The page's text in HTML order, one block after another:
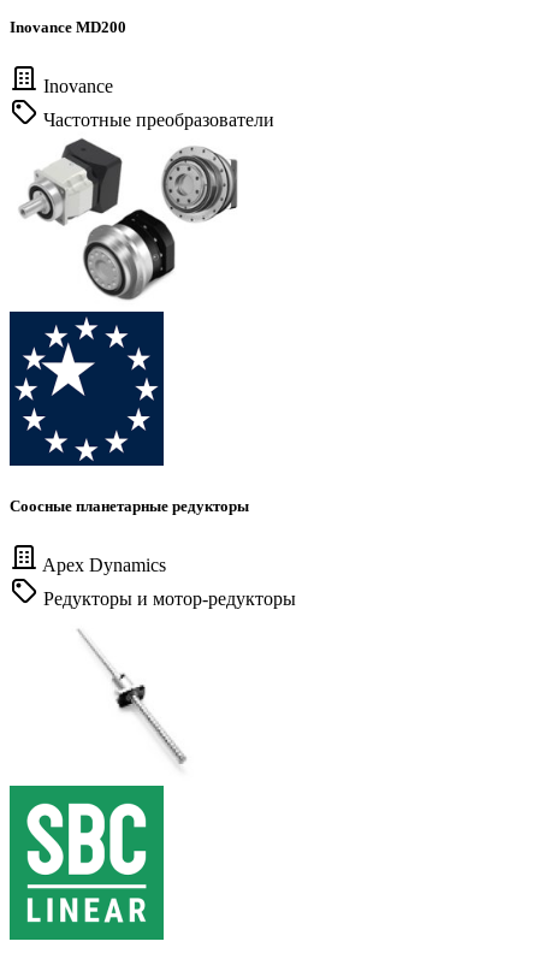
Inovance MD200
Inovance
Частотные преобразователи
Соосные планетарные редукторы
Apex Dynamics
Редукторы и мотор-редукторы